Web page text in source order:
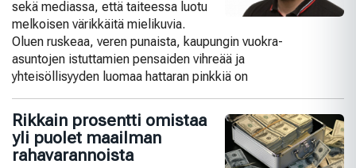
sekä mediassa, että taiteessa luotu
melkoisen värikkäitä mielikuvia.
Oluen ruskeaa, veren punaista, kaupungin vuokra-
asuntojen istuttamien pensaiden vihreää ja
yhteisöllisyyden luomaa hattaran pinkkiä on
Rikkain prosentti omistaa
yli puolet maailman
rahavarannoista